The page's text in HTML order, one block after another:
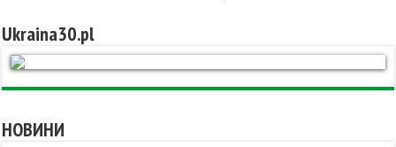
Ukraina30.pl
НОВИНИ